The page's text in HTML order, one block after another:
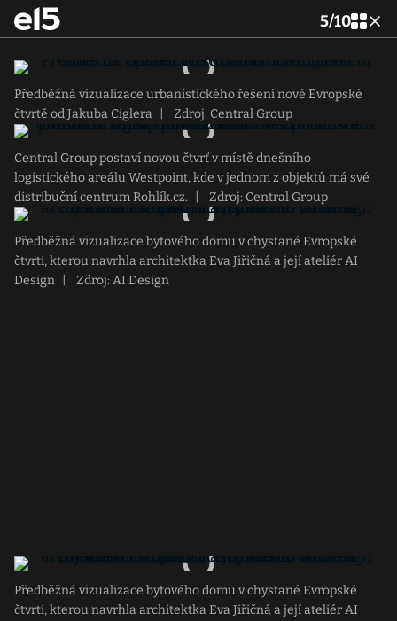
5/10
Předběžná vizualizace urbanistického řešení nové Evropské
čtvrtě od Jakuba Ciglera
Zdroj: Central Group
Central Group postaví novou čtvrť v místě dnešního
logistického areálu Westpoint, kde v jednom z objektů má své
distribuční centrum Rohlík.cz.
Zdroj: Central Group
Předběžná vizualizace bytového domu v chystané Evropské
čtvrti, kterou navrhla architektka Eva Jiřičná a její ateliér AI
Design
Zdroj: AI Design
Předběžná vizualizace bytového domu v chystané Evropské
čtvrti, kterou navrhla architektka Eva Jiřičná a její ateliér AI